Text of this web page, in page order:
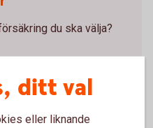
du ska välja?
ditt val
eller liknande